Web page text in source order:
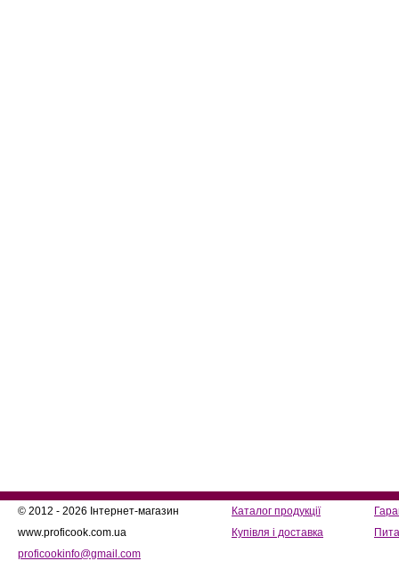
© 2012 - 2026 Інтернет-магазин
www.proficook.com.ua
proficookinfo@gmail.com
Каталог продукції
Купівля і доставка